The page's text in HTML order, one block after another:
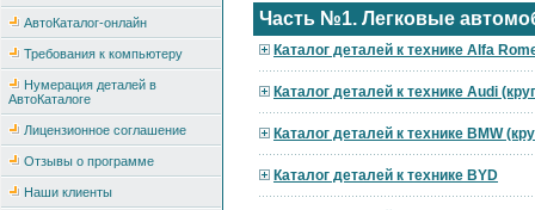
АвтоКаталог-онлайн
Требования к компьютеру
Нумерация деталей в
АвтоКаталоге
Лицензионное соглашение
Отзывы о программе
Наши клиенты
Часть №1. Легковые
Каталог деталей к технике Alfa
Каталог деталей к технике Audi
Каталог деталей к технике BMW
Каталог деталей к технике BYD